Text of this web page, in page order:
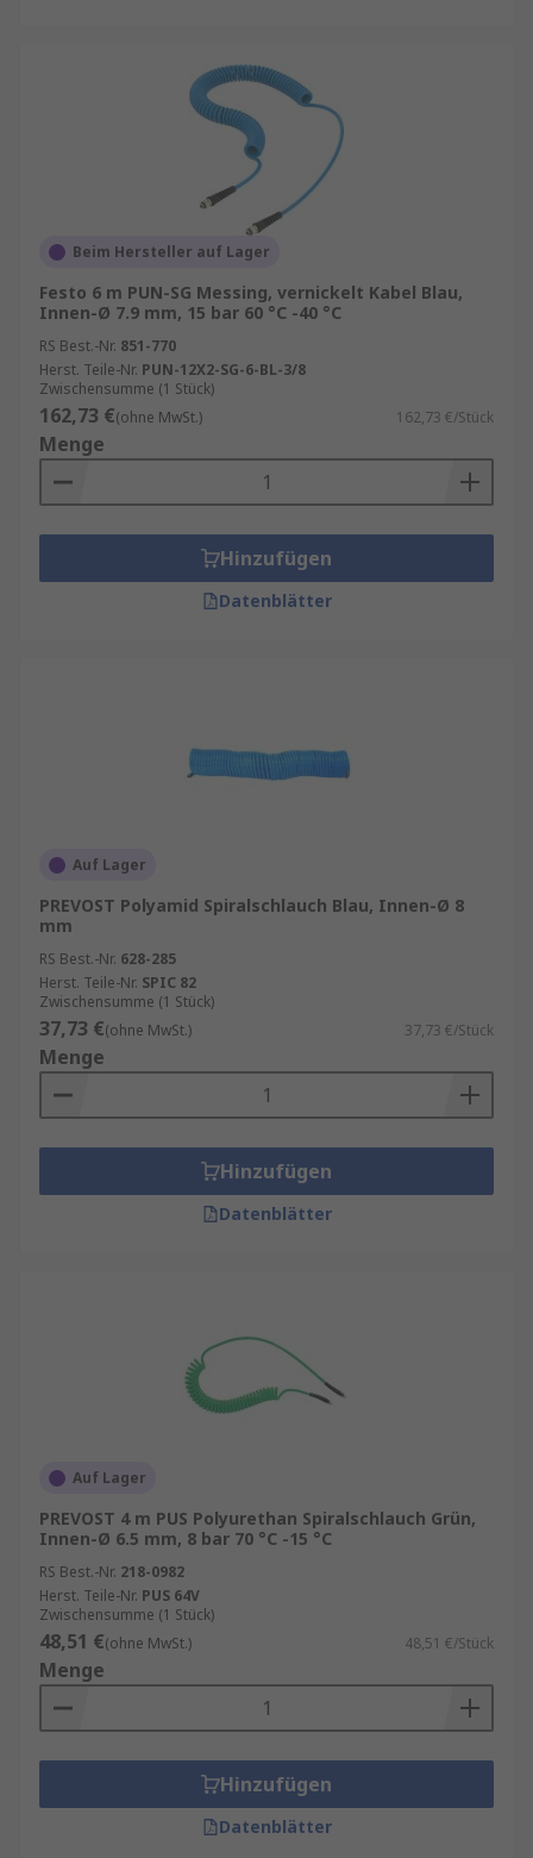
Beim Hersteller auf Lager
Festo 6 m PUN-SG Messing, vernickelt Kabel Blau,
Innen-Ø 7.9 mm, 15 bar 60 °C -40 °C
RS Best.-Nr. 851-770
Herst. Teile-Nr. PUN-12X2-SG-6-BL-3/8
Zwischensumme (1 Stück)
162,73 €(ohne MwSt.) 162,73 €/Stück
Menge
Hinzufügen
Datenblätter
Auf Lager
PREVOST Polyamid Spiralschlauch Blau, Innen-Ø 8
mm
RS Best.-Nr. 628-285
Herst. Teile-Nr. SPIC 82
Zwischensumme (1 Stück)
37,73 €(ohne MwSt.) 37,73 €/Stück
Menge
Hinzufügen
Datenblätter
Auf Lager
PREVOST 4 m PUS Polyurethan Spiralschlauch Grün,
Innen-Ø 6.5 mm, 8 bar 70 °C -15 °C
RS Best.-Nr. 218-0982
Herst. Teile-Nr. PUS 64V
Zwischensumme (1 Stück)
48,51 €(ohne MwSt.) 48,51 €/Stück
Menge
Hinzufügen
Datenblätter